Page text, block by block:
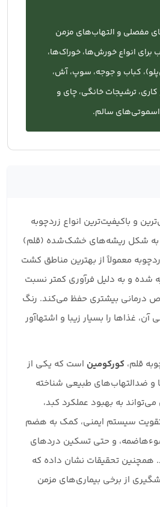
مفصلی و التهاب‌های مزمن
برای انواع خورش‌ها، خوراک‌ها،
کباب و جوجه، سوپ، آش،
کاری، ترشیجات خانگی، چای و
سالم.
و باکیفیت‌ترین انواع زردچوبه
به شکل ریشه‌های خشک‌شده (قلم)
معمولاً از بهترین مناطق کشت
شده و به دلیل فرآوری کمتر نسبت
درمانی بیشتری حفظ می‌کند. رنگ
غذاها را بسیار زیبا و اشتها‌آور
قلم، کورکومین است که یکی از
و ضدالتهاب‌های طبیعی شناخته
به بهبود عملکرد کبد،
سیستم ایمنی، کمک به هضم
و حتی تسکین دردهای
همچنین تحقیقات نشان داده که
از برخی بیماری‌های مزمن